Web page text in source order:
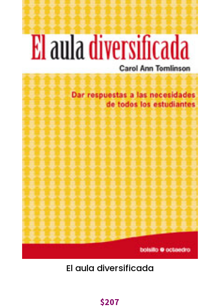
El aula diversificada
$207